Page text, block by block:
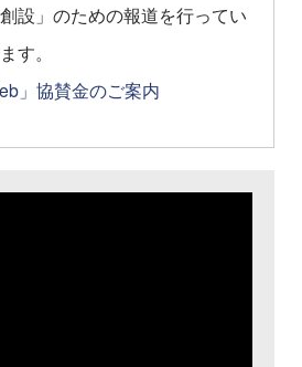
設」のための報道を行ってい
す。
」協賛金のご案内